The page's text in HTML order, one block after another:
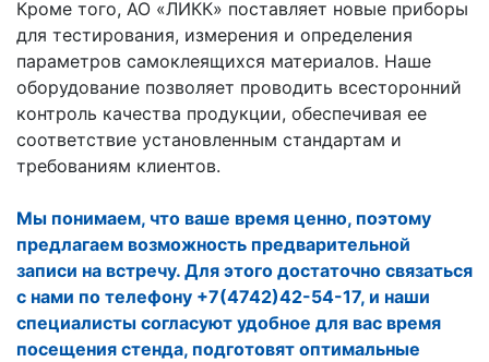
Кроме того, АО «ЛИКК» поставляет новые приборы
для тестирования, измерения и определения
параметров самоклеящихся материалов. Наше
оборудование позволяет проводить всесторонний
контроль качества продукции, обеспечивая ее
соответствие установленным стандартам и
требованиям клиентов.
Мы понимаем, что ваше время ценно, поэтому
предлагаем возможность предварительной
записи на встречу. Для этого достаточно связаться
с нами по телефону +7(4742)42-54-17, и наши
специалисты согласуют удобное для вас время
посещения стенда, подготовят оптимальные